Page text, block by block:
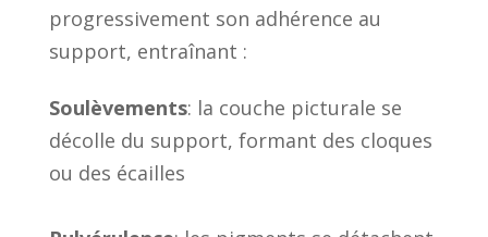
progressivement son adhérence au
support, entraînant :
Soulèvements: la couche picturale se
décolle du support, formant des cloques
ou des écailles